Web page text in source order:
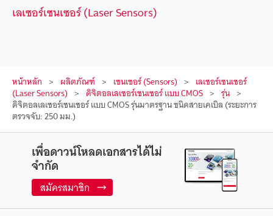
เลเซอร์เซนเซอร์ (Laser Sensors)
หน้าหลัก ผลิตภัณฑ์ เซนเซอร์ (Sensors) เลเซอร์เซนเซอร์
(Laser Sensors) ดิจิตอลเลเซอร์เซนเซอร์ แบบ CMOS รุ่น
ดิจิตอลเลเซอร์เซนเซอร์ แบบ CMOS รุ่นมาตรฐาน ชนิดสายเคเบิล (ระยะการ
ตรวจจับ: 250 มม.)
เพื่อดาวน์โหลดเอกสารได้ไม่
จำกัด
สมัครสมาชิก